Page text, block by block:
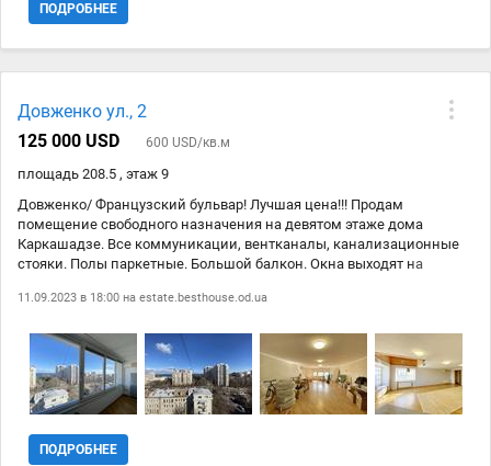
ПОДРОБНЕЕ
Довженко ул., 2
125 000 USD
600 USD/кв.м
площадь 208.5 , этаж 9
Довженко/ Французский бульвар! Лучшая цена!!! Продам
помещение свободного назначения на девятом этаже дома
Каркашадзе. Все коммуникации, вентканалы, канализационные
стояки. Полы паркетные. Большой балкон. Окна выходят на
подходит под офисное помещение. Возможно перевести в жилой
11.09.2023 в 18:00 на estate.besthouse.od.ua
ПОДРОБНЕЕ